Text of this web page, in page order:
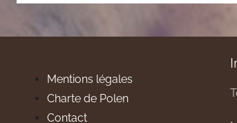
Mentions légales
Charte de Polen
Contact